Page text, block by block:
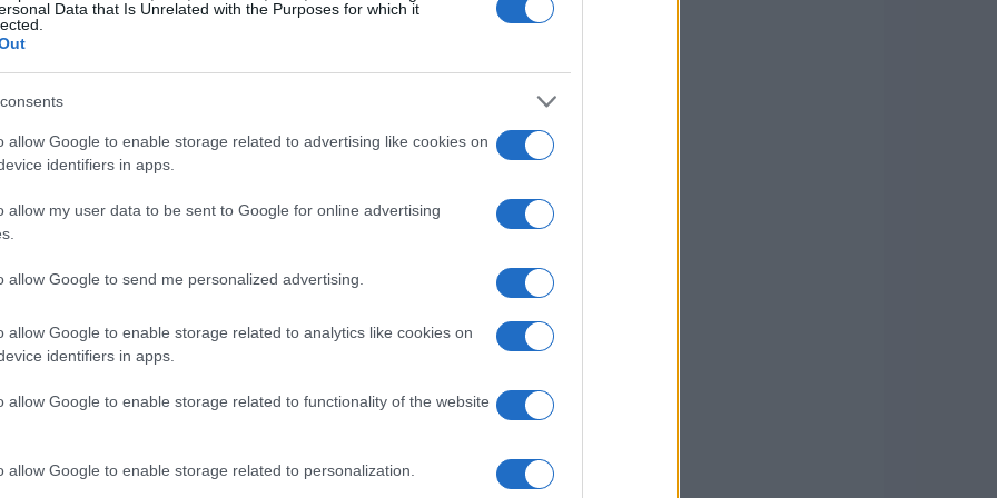
Data that Is Unrelated with the Purposes for which it
allow Google to enable storage related to advertising like cookies on
identifiers in apps.
allow my user data to be sent to Google for online advertising
allow Google to send me personalized advertising.
allow Google to enable storage related to analytics like cookies on
identifiers in apps.
allow Google to enable storage related to functionality of the website
allow Google to enable storage related to personalization.
también para los inversores y el mercado en